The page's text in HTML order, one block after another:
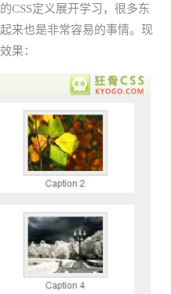
CSS定义展开学习，很多东
来也是非常容易的事情。现
果：